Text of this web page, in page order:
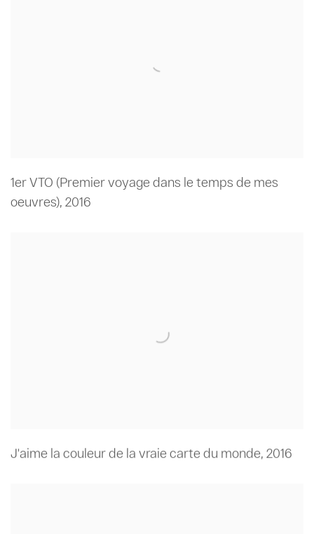
1er VTO (Premier voyage dans le temps de mes
oeuvres), 2016
J'aime la couleur de la vraie carte du monde, 2016